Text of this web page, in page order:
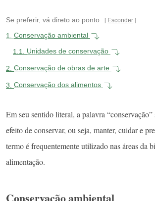
Se preferir, vá direto ao ponto Esconder
1.
Conservação ambiental
1.1.
Unidades de conservação
2. Conservação de obras de arte
3. Conservação dos alimentos
Em seu sentido literal, a palavra
efeito de conservar, ou seja, manter, cuidar e
termo é frequentemente utilizado nas áreas da
alimentação.
Conservação ambiental